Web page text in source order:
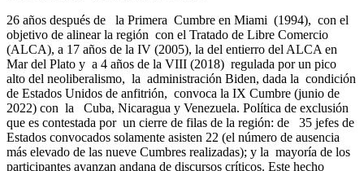
26 años después de la Primera Cumbre en Miami (1994), con el
objetivo de alinear la región con el Tratado de Libre Comercio
(ALCA), a 17 años de la IV (2005), la del entierro del ALCA en
Mar del Plato y a 4 años de la VIII (2018) regulada por un pico
alto del neoliberalismo, la administración Biden, dada la condición
de Estados Unidos de anfitrión, convoca la IX Cumbre (junio de
2022) con la Cuba, Nicaragua y Venezuela. Política de exclusión
que es contestada por un cierre de filas de la región: de 35 jefes de
Estados convocados solamente asisten 22 (el número de ausencia
más elevado de las nueve Cumbres realizadas); y la mayoría de los
participantes avanzan andana de discursos críticos. Este hecho